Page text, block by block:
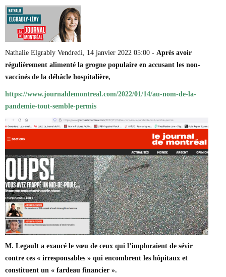
Marie-Eve Doyon
Mathieu Bock Côté
Nathalie Elgrably
Normand Lester
Pierre Martin
Remi Nadeau
Richard Béliveau
Réjean Parent
Steve E. Fortin
Sophie Durocher
Thomas Mulcair
Nathalie Elgrably Vendredi, 14 janvier 2022 05:00 - Après avoir
régulièrement alimenté la grogne populaire en accusant les non-
vaccinés de la débâcle hospitalière,
https://www.journaldemontreal.com/2022/01/14/au-nom-de-la-
pandemie-tout-semble-permis
M. Legault a exaucé le vœu de ceux qui l’imploraient de sévir
contre ces « irresponsables » qui encombrent les hôpitaux et
constituent un « fardeau financier ».